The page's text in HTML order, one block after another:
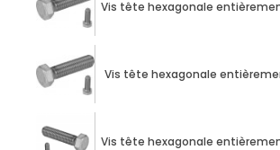
Vis tête hexagonale entièrement
Vis tête hexagonale
Vis tête hexagonale entièrement